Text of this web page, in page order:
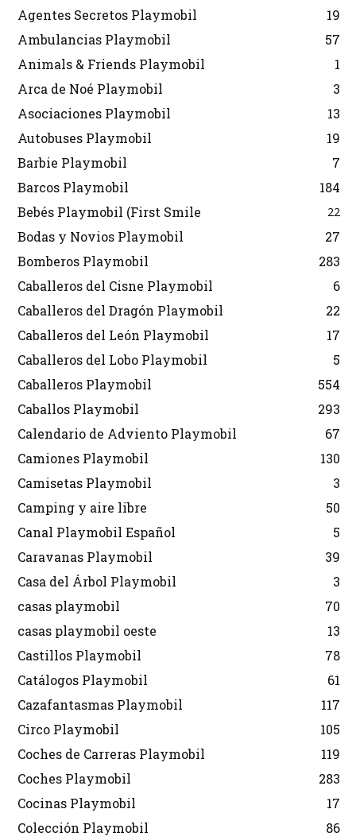
Agentes Secretos Playmobil
19
Ambulancias Playmobil
57
Animals & Friends Playmobil
1
Arca de Noé Playmobil
3
Asociaciones Playmobil
13
Autobuses Playmobil
19
Barbie Playmobil
7
Barcos Playmobil
184
Bebés Playmobil (First Smile
22
Bodas y Novios Playmobil
27
Bomberos Playmobil
283
Caballeros del Cisne Playmobil
6
Caballeros del Dragón Playmobil
22
Caballeros del León Playmobil
17
Caballeros del Lobo Playmobil
5
Caballeros Playmobil
554
Caballos Playmobil
293
Calendario de Adviento Playmobil
67
Camiones Playmobil
130
Camisetas Playmobil
3
Camping y aire libre
50
Canal Playmobil Español
5
Caravanas Playmobil
39
Casa del Árbol Playmobil
3
casas playmobil
70
casas playmobil oeste
13
Castillos Playmobil
78
Catálogos Playmobil
61
Cazafantasmas Playmobil
117
Circo Playmobil
105
Coches de Carreras Playmobil
119
Coches Playmobil
283
Cocinas Playmobil
17
Colección Playmobil
86